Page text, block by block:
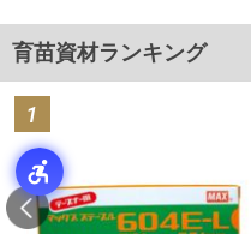
育苗資材ランキング